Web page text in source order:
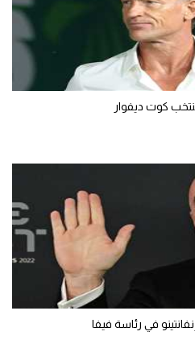
منتخب كوت ديفوار
في رئاسة فيفا